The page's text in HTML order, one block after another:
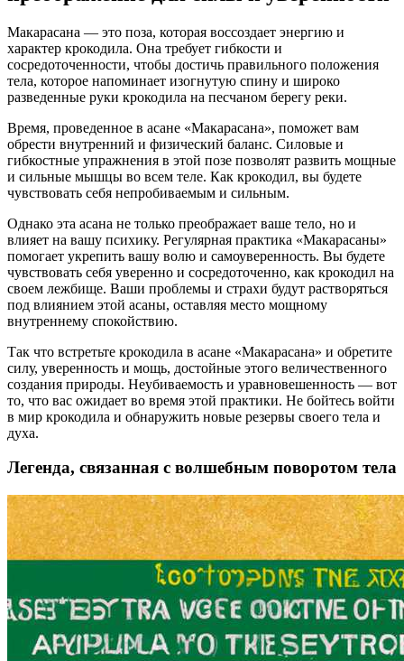
Макарасана — это поза, которая воссоздает энергию и
характер крокодила. Она требует гибкости и
сосредоточенности, чтобы достичь правильного положения
тела, которое напоминает изогнутую спину и широко
разведенные руки крокодила на песчаном берегу реки.
Время, проведенное в асане «Макарасана», поможет вам
обрести внутренний и физический баланс. Силовые и
гибкостные упражнения в этой позе позволят развить мощные
и сильные мышцы во всем теле. Как крокодил, вы будете
чувствовать себя непробиваемым и сильным.
Однако эта асана не только преображает ваше тело, но и
влияет на вашу психику. Регулярная практика «Макарасаны»
помогает укрепить вашу волю и самоуверенность. Вы будете
чувствовать себя уверенно и сосредоточенно, как крокодил на
своем лежбище. Ваши проблемы и страхи будут растворяться
под влиянием этой асаны, оставляя место мощному
внутреннему спокойствию.
Так что встретьте крокодила в асане «Макарасана» и обретите
силу, уверенность и мощь, достойные этого величественного
создания природы. Неубиваемость и уравновешенность — вот
то, что вас ожидает во время этой практики. Не бойтесь войти
в мир крокодила и обнаружить новые резервы своего тела и
духа.
Легенда, связанная с волшебным поворотом тела